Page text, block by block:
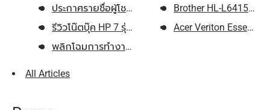
ประกาศรายชื่อผู้โชคดีกิจกรรม "...
รีวิวโน๊ตบุ๊ค HP 7 รุ่นน่าใช้ ...
พลิกโฉมการทำงานด้วย Copilot To...
Brother HL-
Acer Veriton Essential
All Articles